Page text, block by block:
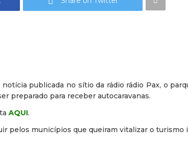
publicada no sítio da rádio rádio Pax, o
preparado para receber autocaravanas.
AQUI.
pelos municípios que queiram vitalizar o turismo